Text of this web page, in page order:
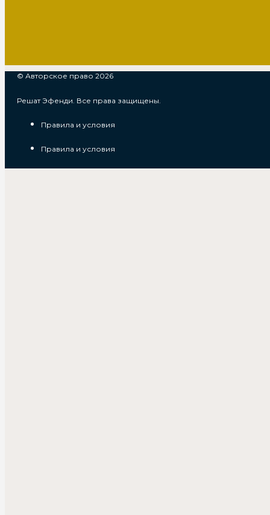
© Авторское право 2026
Решат Эфенди. Все права защищены.
Правила и условия
Правила и условия